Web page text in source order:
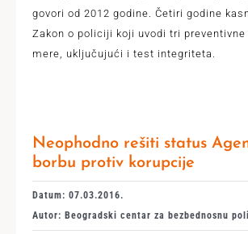
govori od 2012 godine. Četiri godine
Zakon o policiji koji uvodi tri
mere, uključujući i test integriteta.
Neophodno rešiti status
borbu protiv korupcije
Datum: 07.03.2016.
Autor: Beogradski centar za bezbednosnu